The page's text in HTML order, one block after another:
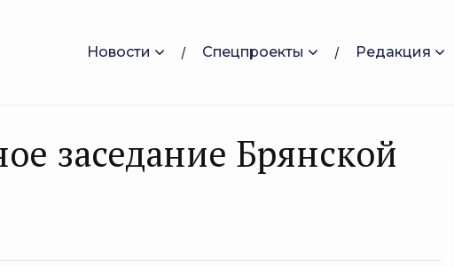
Новости Спецпроекты Редакция
заседание Брянской